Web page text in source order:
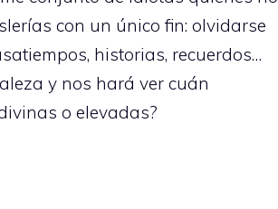
con un único fin: olvidarse
historias, recuerdos…
y nos hará ver cuán
o elevadas?